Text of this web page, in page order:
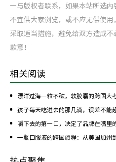
一与版权者联系，如果本站所选
不宜供大家浏览，或不应无偿使
采取适当措施，避免给双方造成
歉意！
相关阅读
漂洋过海一粒不破，软胶囊的跨国大
孩子每天吃进去的那几滴，误差不能
嚼下去的第一口，决定了品牌在嘴里
一瓶口服液的跨国旅程：从美国加州到你手中